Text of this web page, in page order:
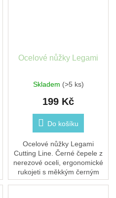
Ocelové nůžky Legami
Skladem (>5 ks)
199 Kč
Do košíku
Ocelové nůžky Legami
Cutting Line. Černé čepele z
nerezové oceli, ergonomické
rukojeti s měkkým černým
pogumováním.